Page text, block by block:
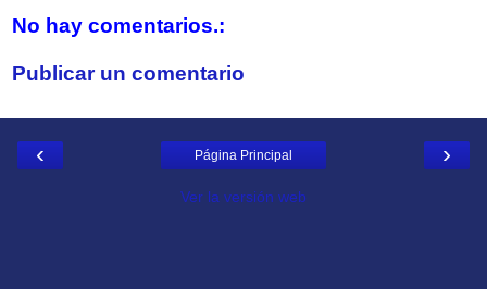
No hay comentarios.:
Publicar un comentario
‹ ›
Página Principal
Ver la versión web